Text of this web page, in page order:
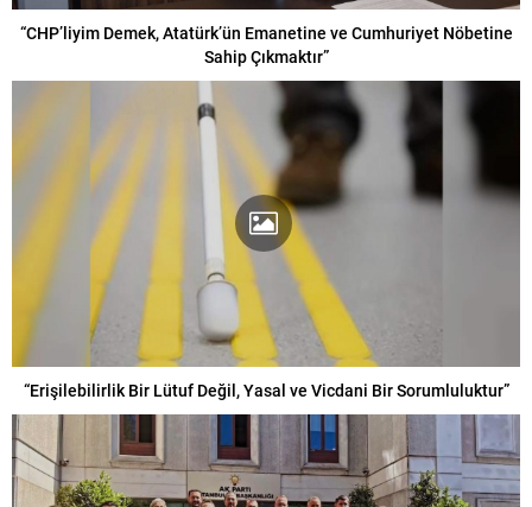
“CHP’liyim Demek, Atatürk’ün Emanetine ve Cumhuriyet Nöbetine
Sahip Çıkmaktır”
“Erişilebilirlik Bir Lütuf Değil, Yasal ve Vicdani Bir Sorumluluktur”